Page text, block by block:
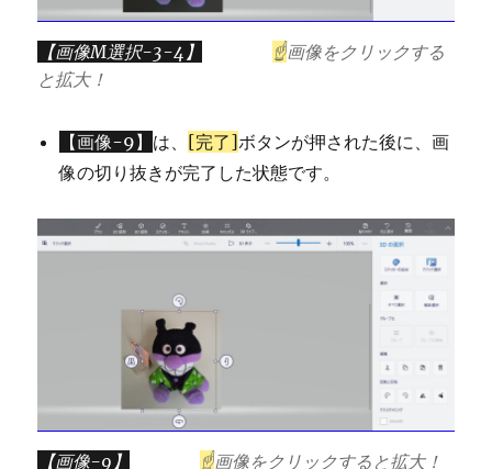
【画像M選択-3-4】 ☝画像をクリックする
と拡大！
【画像-9】 は、 [完了]ボタンが押された後に、画
像の切り抜きが完了した状態です。
【画像-9】 ☝画像をクリックすると拡大！